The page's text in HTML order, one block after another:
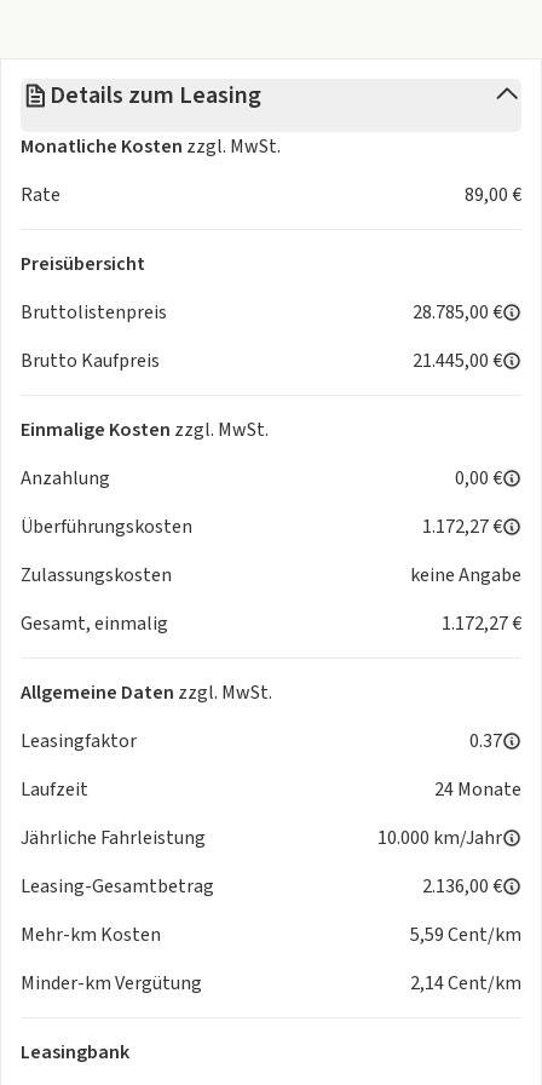
Bluetooth mit Freisprecheinrichtung und Audio-Streaming
DAB+ Digitalradio
Vorbereitung für SEAT CONNECT PLUS
Front Assist mit City-Notbremsfunktion und
Fußgängererkennung
Müdigkeitserkennung
Einparkhilfe hinten (Ultraschall)
Elektronisches Stabilisierungsprogramm (ESP)
Seiten- und Kopfairbags vorne
ISOFIX
Exterieur & Licht:
LED-Heckleuchten
Außenspiegel beheizbar, elektrisch anklappbar
Wärmeschutzverglasung inkl. getönter Seitenscheiben ab 2.
Leichtmetallfelgen 15"
Nebelschlussleuchte
Weitere Merkmale:
Umfeldbeobachtungssystem
Geschwindigkeitsregelanlage
Regensensor & Lichtsensor
Zentralverriegelung mit Funkfernbedienung
Details zum Leasing
Monatliche Kosten zzgl. MwSt.
Rate
89,00 €
Preisübersicht
Bruttolistenpreis
28.785,00 €
Brutto Kaufpreis
21.445,00 €
Einmalige Kosten zzgl. MwSt.
Anzahlung
0,00 €
Überführungskosten
1.172,27 €
Zulassungskosten
keine Angabe
Gesamt, einmalig
1.172,27 €
Allgemeine Daten zzgl. MwSt.
Leasingfaktor
0.37
Laufzeit
24 Monate
Jährliche Fahrleistung
10.000 km/Jahr
Leasing-Gesamtbetrag
2.136,00 €
Mehr-km Kosten
5,59 Cent/km
Minder-km Vergütung
2,14 Cent/km
Leasingbank